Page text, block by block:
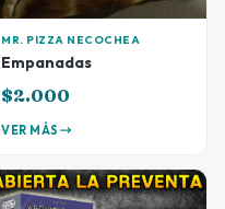
MR. PIZZA NECOCHEA
Empanadas
$2.000
VER MÁS